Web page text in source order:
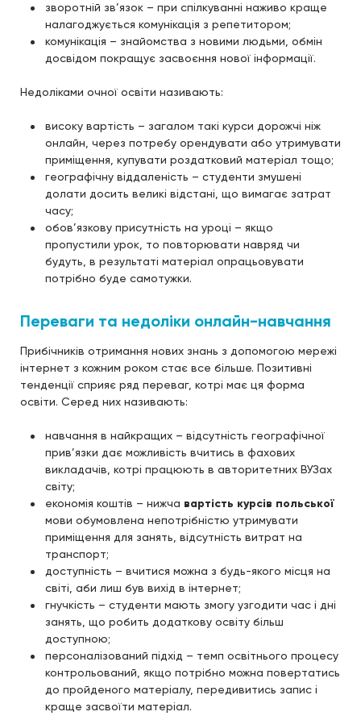
зворотній зв’язок – при спілкуванні наживо краще
налагоджується комунікація з репетитором;
комунікація – знайомства з новими людьми, обмін
досвідом покращує засвоєння нової інформації.
Недоліками очної освіти називають:
високу вартість – загалом такі курси дорожчі ніж
онлайн, через потребу орендувати або утримувати
приміщення, купувати роздатковий матеріал тощо;
географічну віддаленість – студенти змушені
долати досить великі відстані, що вимагає затрат
часу;
обов’язкову присутність на уроці – якщо
пропустили урок, то повторювати навряд чи
будуть, в результаті матеріал опрацьовувати
потрібно буде самотужки.
Переваги та недоліки онлайн-навчання
Прибічників отримання нових знань з допомогою мережі
інтернет з кожним роком стає все більше. Позитивні
тенденції сприяє ряд переваг, котрі має ця форма
освіти. Серед них називають:
навчання в найкращих – відсутність географічної
прив’язки дає можливість вчитись в фахових
викладачів, котрі працюють в авторитетних ВУЗах
світу;
економія коштів – нижча вартість курсів польської
мови обумовлена непотрібністю утримувати
приміщення для занять, відсутність витрат на
транспорт;
доступність – вчитися можна з будь-якого місця на
світі, аби лиш був вихід в інтернет;
гнучкість – студенти мають змогу узгодити час і дні
занять, що робить додаткову освіту більш
доступною;
персоналізований підхід – темп освітнього процесу
контрольований, якщо потрібно можна повертатись
до пройденого матеріалу, передивитись запис і
краще засвоїти матеріал.